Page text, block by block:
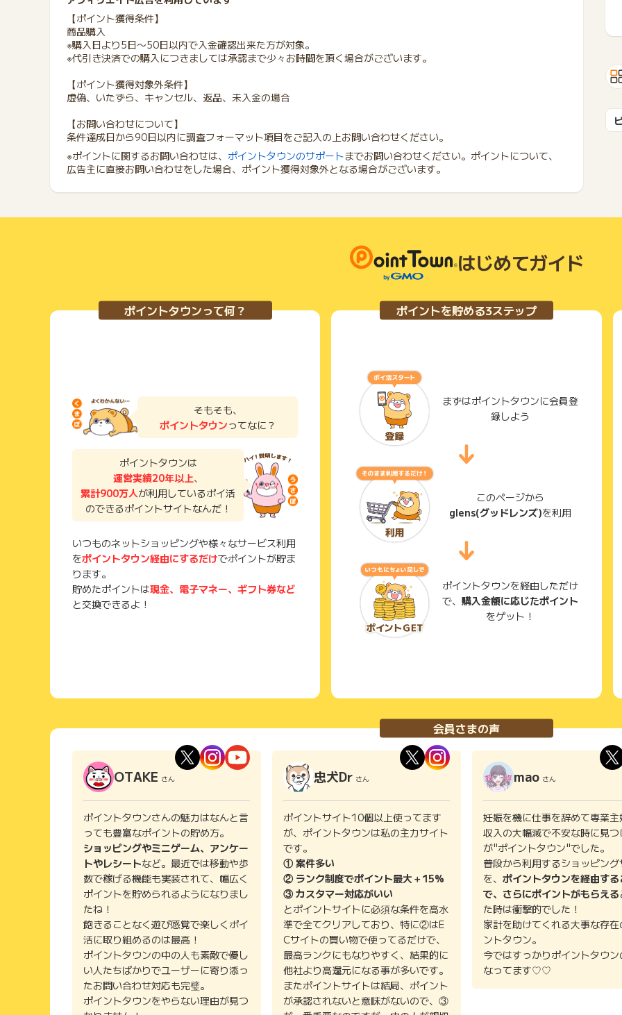
【ポイント獲得条件】
商品購入
※購入日より5日〜50日以内で入金確認出来た方が対象。
※代引き決済での購入につきましては承認まで少々お時間を頂く場合がございます。
【ポイント獲得対象外条件】
虚偽、いたずら、キャンセル、返品、未入金の場合
【お問い合わせについて】
条件達成日から90日以内に調査フォーマット項目をご記入の上お問い合わせください。
※ポイントに関するお問い合わせは、 ポイントタウンのサポートまでお問い合わせください。ポイントについて、
広告主に直接お問い合わせをした場合、ポイント獲得対象外となる場合がございます。
はじめてガイド
ポイントタウンって何？
そもそも、
ポイントタウンってなに？
ポイントタウンは
運営実績20年以上、
累計900万人が利用しているポイ活
のできるポイントサイトなんだ！
いつものネットショッピングや様々なサービス利用
をポイントタウン経由にするだけでポイントが貯ま
ります。
貯めたポイントは現金、電子マネー、ギフト券など
と交換できるよ！
ポイントを貯める3ステップ
まずはポイントタウンに会員登
録しよう
このページから
glens(グッドレンズ)を利用
ポイントタウンを経由しただけ
で、 購入金額に応じたポイント
をゲット！
会員さまの声
OTAKE さん
ポイントタウンさんの魅力はなんと言
っても豊富なポイントの貯め方。
ショッピングやミニゲーム、アンケー
トやレシートなど。最近では移動や歩
数で稼げる機能も実装されて、幅広く
ポイントを貯められるようになりまし
たね！
飽きることなく遊び感覚で楽しくポイ
活に取り組めるのは最高！
ポイントタウンの中の人も素敵で優し
い人たちばかりでユーザーに寄り添っ
たお問い合わせ対応も完璧。
ポイントタウンをやらない理由が見つ
忠犬Dr さん
ポイントサイト10個以上使ってます
が、ポイントタウンは私の主力サイト
です。
① 案件多い
② ランク制度でポイント最大＋15%
③ カスタマー対応がいい
とポイントサイトに必須な条件を高水
準で全てクリアしており、特に②はE
Cサイトの買い物で使ってるだけで、
最高ランクにもなりやすく、結果的に
他社より高還元になる事が多いです。
またポイントサイトは結局、ポイント
が承認されないと意味がないので、③
mao さん
妊娠を機に仕事を辞めて専業
収入の大幅減で不安な時に見
が"ポイントタウン"でした。
普段から利用するショッピン
を、 ポイントタウンを経由する
で、さらにポイントがもらえる
た時は衝撃的でした！
家計を助けてくれる大事な存
ントタウン。
今ではすっかりポイントタウ
なってます♡♡